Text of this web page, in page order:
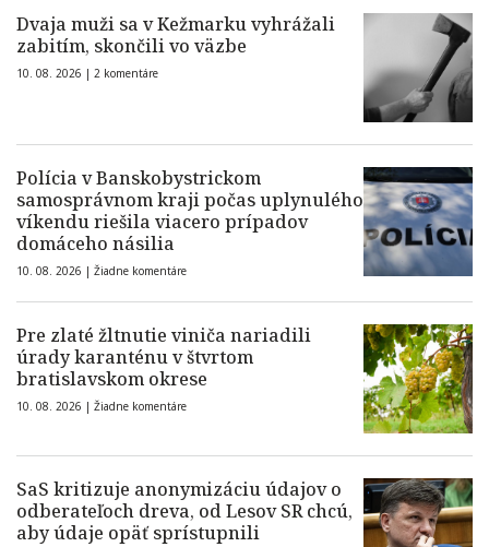
Dvaja muži sa v Kežmarku vyhrážali
zabitím, skončili vo väzbe
10. 08. 2026 | 2 komentáre
Polícia v Banskobystrickom
samosprávnom kraji počas uplynulého
víkendu riešila viacero prípadov
domáceho násilia
10. 08. 2026 | Žiadne komentáre
Pre zlaté žltnutie viniča nariadili
úrady karanténu v štvrtom
bratislavskom okrese
10. 08. 2026 | Žiadne komentáre
SaS kritizuje anonymizáciu údajov o
odberateľoch dreva, od Lesov SR chcú,
aby údaje opäť sprístupnili